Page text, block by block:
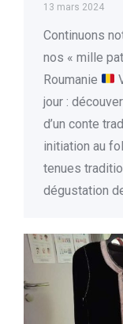
13 mars 2024
Continuons
nos « mille
Roumanie
jour :
d’un conte
initiation au
tenues
dégustation